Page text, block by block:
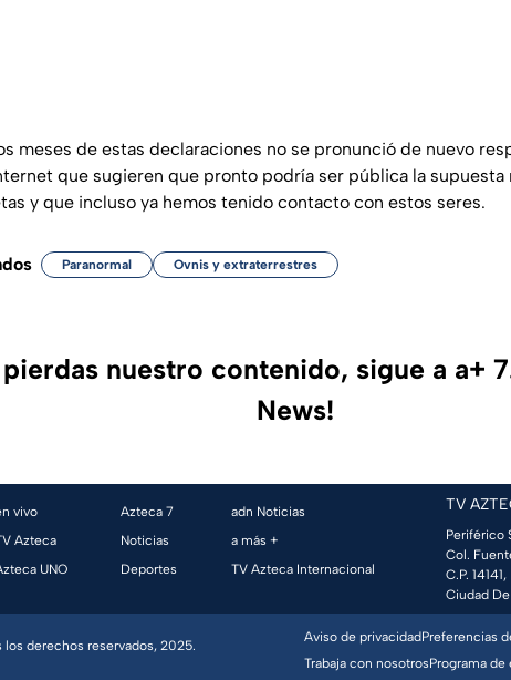
meses de estas declaraciones no se pronunció de nuevo
que sugieren que pronto podría ser pública la supuesta
y que incluso ya hemos tenido contacto con estos seres.
Paranormal Ovnis y extraterrestres
pierdas nuestro contenido, sigue a a+
News!
vivo
Azteca
UNO
Azteca 7
Noticias
Deportes
adn Noticias
a más +
TV Azteca Internacional
TV
Periférico
Col.
C.P. 14141,
Ciudad
los derechos reservados, 2025.
Aviso de privacidadPreferencias
Trabaja con nosotrosPrograma